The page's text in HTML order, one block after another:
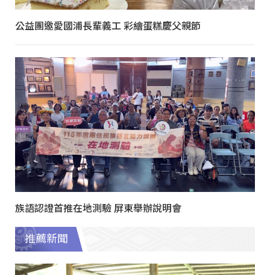
公益團邀愛國浦長輩義工 彩繪蛋糕慶父親節
族語認證首推在地測驗 屏東舉辦說明會
推薦新聞